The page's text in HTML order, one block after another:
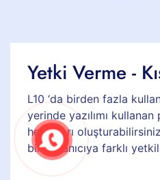
Yetki Verme -
L10 ‘da birden fazla
yerinde yazılımı
hesapları
bir kullanıcıya farklı